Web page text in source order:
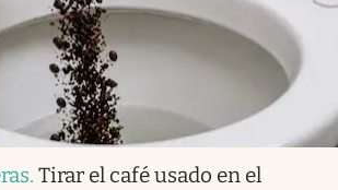
. Tirar el café usado en el